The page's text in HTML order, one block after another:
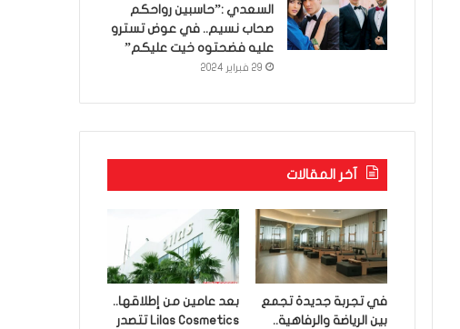
السعدي :”حاسبين رواحكم
صحاب نسيم.. في عوض تسترو
عليه فضحتوه خيت عليكم”
29 فبراير 2024
آخر المقالات
في تجربة جديدة تجمع
بين الرياضة والرفاهية..
بعد عامين من إطلاقها..
Lilas Cosmetics تتصدر